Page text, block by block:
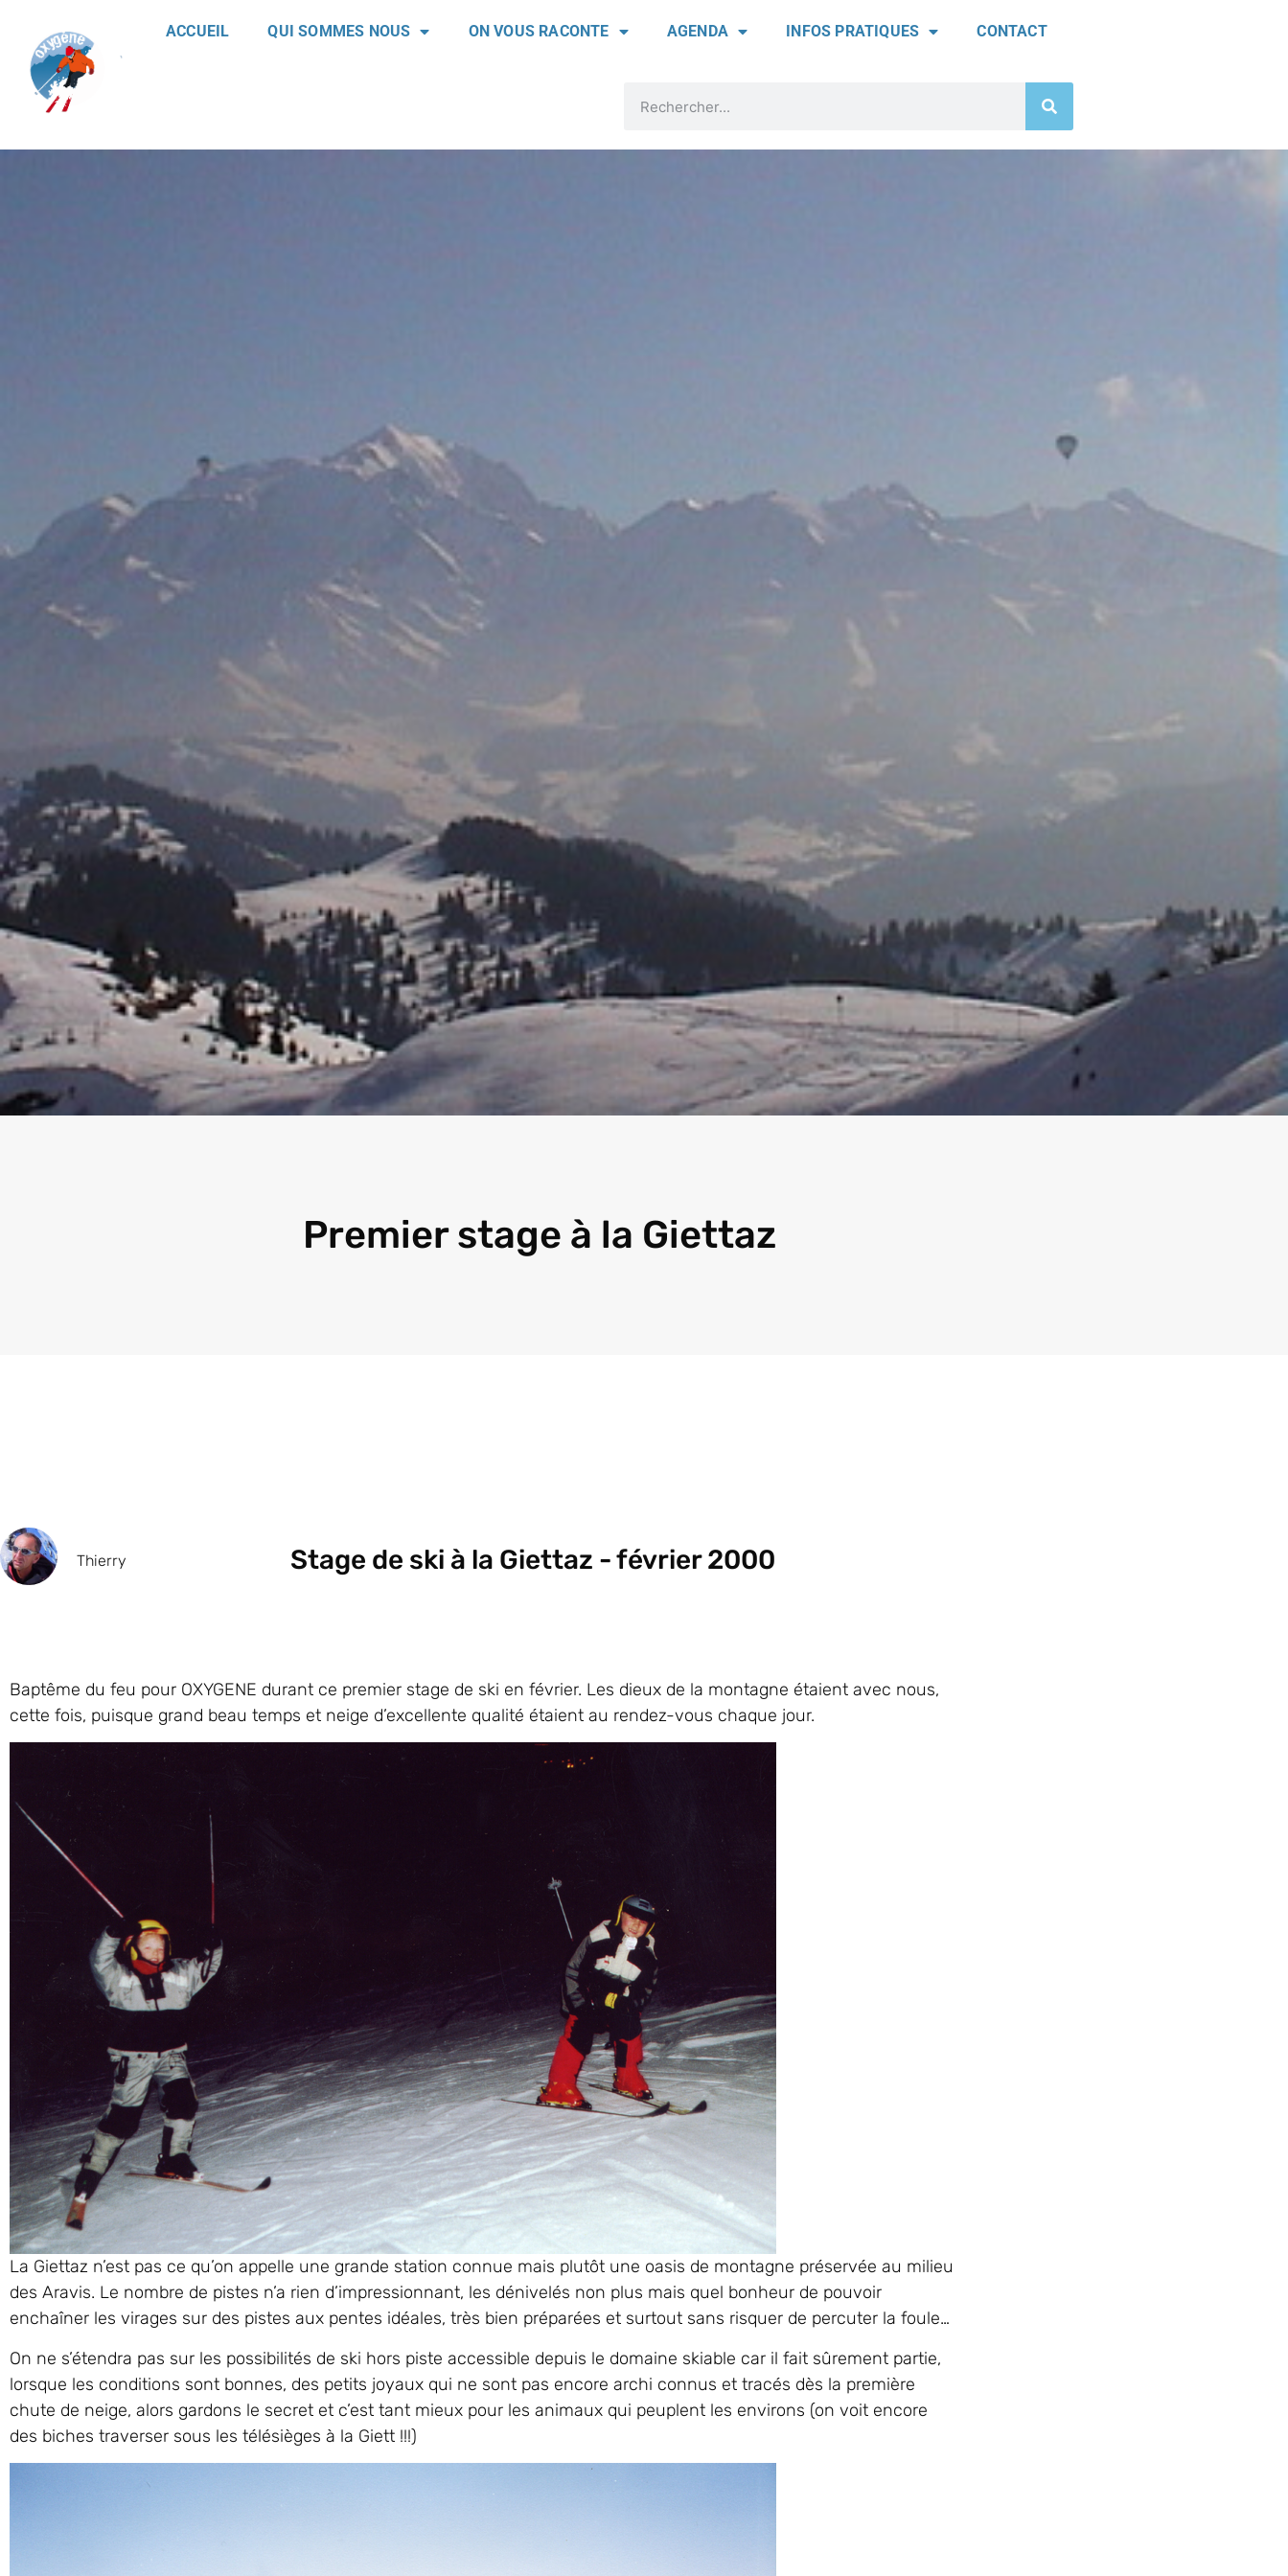
ACCUEIL QUI SOMMES NOUS ON VOUS RACONTE AGENDA INFOS PRATIQUES CONTACT
Premier stage à la Giettaz
Thierry Stage de ski à la Giettaz - février 2000
Baptême du feu pour OXYGENE durant ce premier stage de ski en février. Les dieux de la montagne étaient avec nous,
cette fois, puisque grand beau temps et neige d’excellente qualité étaient au rendez-vous chaque jour.
La Giettaz n’est pas ce qu’on appelle une grande station connue mais plutôt une oasis de montagne préservée au milieu
des Aravis. Le nombre de pistes n’a rien d’impressionnant, les dénivelés non plus mais quel bonheur de pouvoir
enchaîner les virages sur des pistes aux pentes idéales, très bien préparées et surtout sans risquer de percuter la foule…
On ne s’étendra pas sur les possibilités de ski hors piste accessible depuis le domaine skiable car il fait sûrement partie,
lorsque les conditions sont bonnes, des petits joyaux qui ne sont pas encore archi connus et tracés dès la première
chute de neige, alors gardons le secret et c’est tant mieux pour les animaux qui peuplent les environs (on voit encore
des biches traverser sous les télésièges à la Giett !!!)